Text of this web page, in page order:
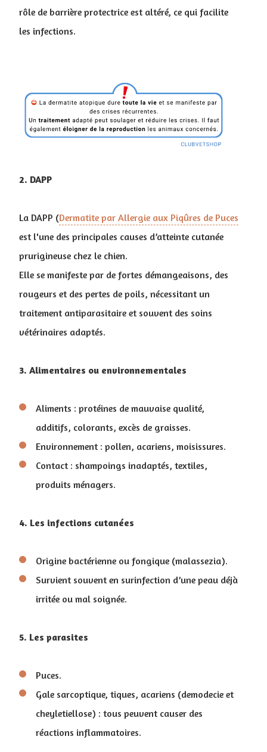
rôle de barrière protectrice est altéré, ce qui facilite
les infections.
2. DAPP
La DAPP (Dermatite par Allergie aux Piqûres de Puces
est l'une des principales causes d’atteinte cutanée
prurigineuse chez le chien.
Elle se manifeste par de fortes démangeaisons, des
rougeurs et des pertes de poils, nécessitant un
traitement antiparasitaire et souvent des soins
vétérinaires adaptés.
3. Alimentaires ou environnementales
Aliments : protéines de mauvaise qualité,
additifs, colorants, excès de graisses.
Environnement : pollen, acariens, moisissures.
Contact : shampoings inadaptés, textiles,
produits ménagers.
4. Les infections cutanées
Origine bactérienne ou fongique (malassezia).
Survient souvent en surinfection d’une peau déjà
irritée ou mal soignée.
5. Les parasites
Puces.
Gale sarcoptique, tiques, acariens (demodecie et
cheyletiellose) : tous peuvent causer des
réactions inflammatoires.